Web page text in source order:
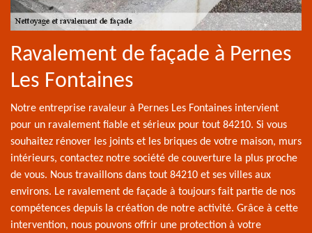
Ravalement de façade à Pernes
Les Fontaines
Notre entreprise ravaleur à Pernes Les Fontaines intervient
pour un ravalement fiable et sérieux pour tout 84210. Si vous
souhaitez rénover les joints et les briques de votre maison, murs
intérieurs, contactez notre société de couverture la plus proche
de vous. Nous travaillons dans tout 84210 et ses villes aux
environs. Le ravalement de façade à toujours fait partie de nos
compétences depuis la création de notre activité. Grâce à cette
intervention, nous pouvons offrir une protection à votre